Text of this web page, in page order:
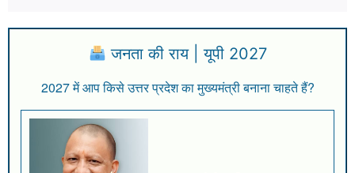
जनता की राय | यूपी 2027
2027 में आप किसे उत्तर प्रदेश का मुख्यमंत्री बनाना चाहते हैं?